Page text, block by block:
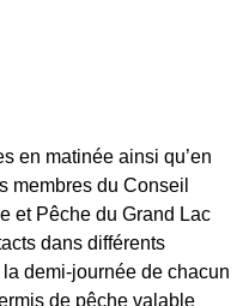
en matinée ainsi qu’en
membres du Conseil
et Pêche du Grand Lac
dans différents
demi-journée de chacun
de pêche valable